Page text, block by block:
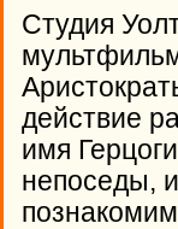
Студия
действие
имя
непоседы,